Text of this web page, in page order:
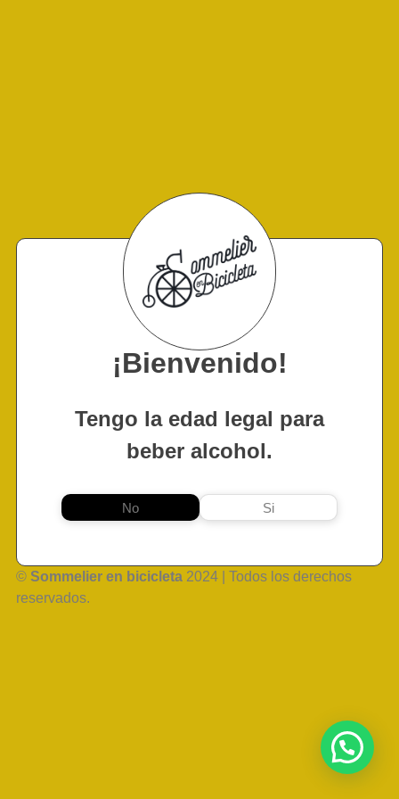
¡Bienvenido!
Tengo la edad legal para
beber alcohol.
No Si
© Sommelier en bicicleta 2024 | Todos los derechos
reservados.